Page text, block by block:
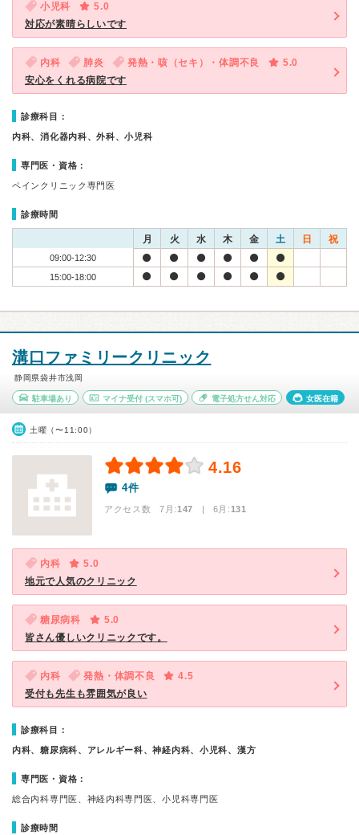
小児科
5.0
対応が素晴らしいです
内科 肺炎 発熱・咳（セキ）・体調不良
5.0
安心をくれる病院です
診療科目：
内科、消化器内科、外科、小児科
専門医・資格：
ペインクリニック専門医
診療時間
月 火 水 木 金 土 日 祝
09:00-12:30
15:00-18:00
溝口ファミリークリニック
静岡県袋井市浅岡
駐車場あり マイナ受付(スマホ可) 電子処方せん対応 女医在籍
土曜（〜11:00）
4.16
4件
アクセス数 7月:147 | 6月:131
内科
5.0
地元で人気のクリニック
糖尿病科
5.0
皆さん優しいクリニックです。
内科 発熱・体調不良
4.5
受付も先生も雰囲気が良い
診療科目：
内科、糖尿病科、アレルギー科、神経内科、小児科、漢方
専門医・資格：
総合内科専門医、神経内科専門医、小児科専門医
診療時間